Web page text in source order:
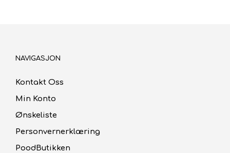
NAVIGASJON
Kontakt Oss
Min Konto
Ønskeliste
Personvernerklæring
PoodButikken